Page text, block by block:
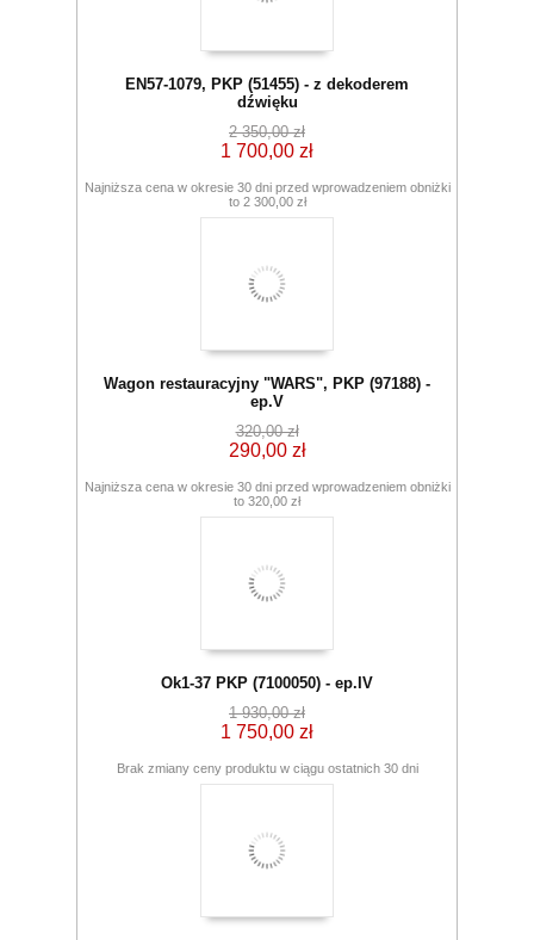
EN57-1079, PKP (51455) - z dekoderem
dźwięku
2 350,00 zł
1 700,00 zł
Najniższa cena w okresie 30 dni przed wprowadzeniem obniżki
to 2 300,00 zł
Wagon restauracyjny "WARS", PKP (97188) -
ep.V
320,00 zł
290,00 zł
Najniższa cena w okresie 30 dni przed wprowadzeniem obniżki
to 320,00 zł
Ok1-37 PKP (7100050) - ep.IV
1 930,00 zł
1 750,00 zł
Brak zmiany ceny produktu w ciągu ostatnich 30 dni